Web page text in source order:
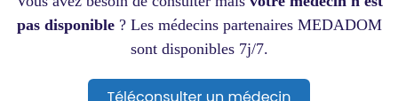
pas disponible? Les médecins partenaires MEDADOM
sont disponibles 7j/7.